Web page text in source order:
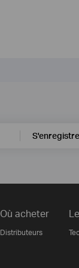
Où acheter
Distributeurs